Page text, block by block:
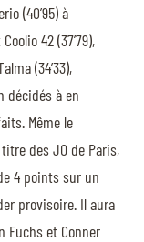
(40’95) à
42 (37’79),
(34’33),
décidés à en
Même le
des JO de Paris,
4 points sur un
provisoire. Il aura
Fuchs et Conner